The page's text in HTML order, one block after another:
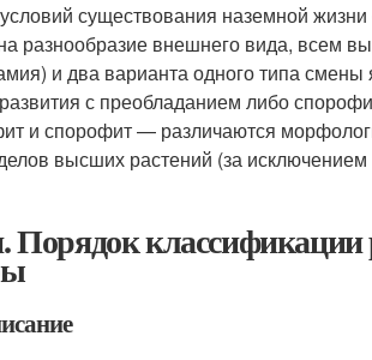
существования наземной
разнообразие внешнего вида, всем
и два варианта одного типа
с преобладанием либо
и спорофит — различаются
высших растений (за
классификации